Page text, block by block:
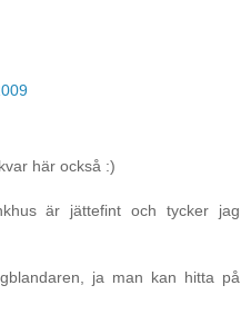
här också :)
är jättefint och tycker jag
ja man kan hitta på